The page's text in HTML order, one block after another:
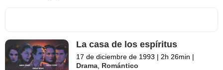
La casa de los espíritus
17 de diciembre de 1993 | 2h 26min |
Drama Romántico